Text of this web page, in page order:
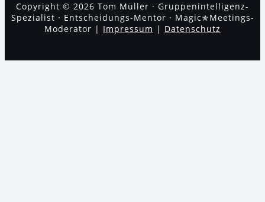
Copyright © 2026 Tom Müller · Gruppenintelligenz-
Spezialist · Entscheidungs-Mentor · Magic✯Meetings-
Moderator | Impressum | Datenschutz